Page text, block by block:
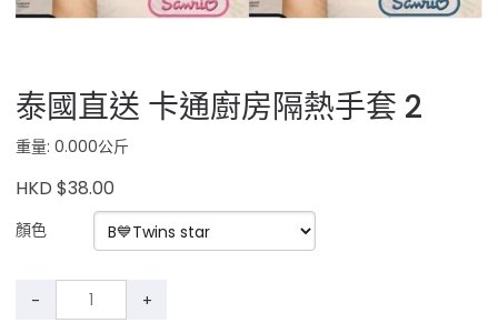
泰國直送 卡通廚房隔熱手套 2
重量: 0.000公斤
HKD $38.00
顏色
- +